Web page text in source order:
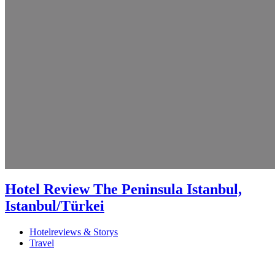
Hotel Review The Peninsula Istanbul,
Istanbul/Türkei
Hotelreviews & Storys
Travel